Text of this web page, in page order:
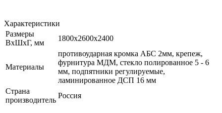
Характеристики
Размеры
ВхШхГ, мм
1800х2600х2400
Материалы
противоударная кромка АБС 2мм, крепеж,
фурнитура МДМ, стекло полированное 5 - 6
мм, подпятники регулируемые,
ламинированное ДСП 16 мм
Страна
производитель
Россия